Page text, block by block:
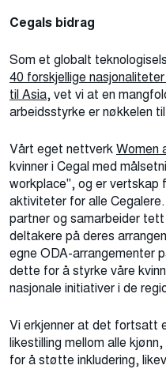
Cegals bidrag
Som et globalt
40 forskjellige
til Asia,vet vi at en
arbeidsstyrke er nøkkelen
Vårt eget nettverkWomen
kvinner i Cegal med
workplace", og er vertskap
aktiviteter for alle
partner og samarbeider
deltakere på deres
egne ODA-arrangementer
dette for å styrke våre
nasjonale initiativer i de
Vi erkjenner at det fortsatt
likestilling mellom alle
for å støtte inkludering,